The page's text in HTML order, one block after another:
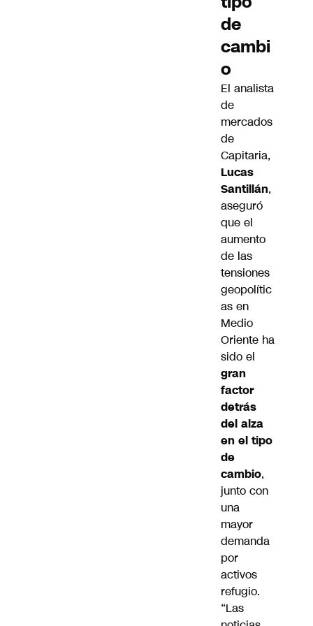
de
cambi
o
El analista
de
mercados
de
Capitaria,
Lucas
Santillán,
aseguró
que el
aumento
de las
tensiones
geopolític
as en
Medio
Oriente ha
sido el
gran
factor
detrás
del alza
en el tipo
de
cambio,
junto con
una
mayor
demanda
por
activos
refugio.
“Las